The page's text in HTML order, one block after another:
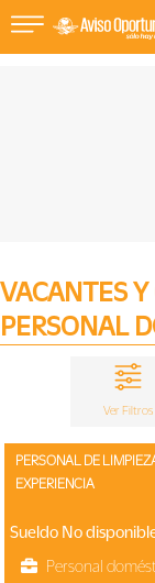
Empleos
Sube
Tu
VACANTES
PERSONAL
Ver Filtros
PERSONAL DE LIMPIEZA CON
EXPERIENCIA
Sueldo No
Personal